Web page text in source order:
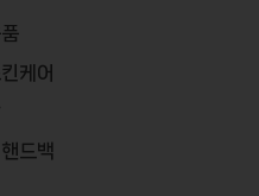
케어
드백